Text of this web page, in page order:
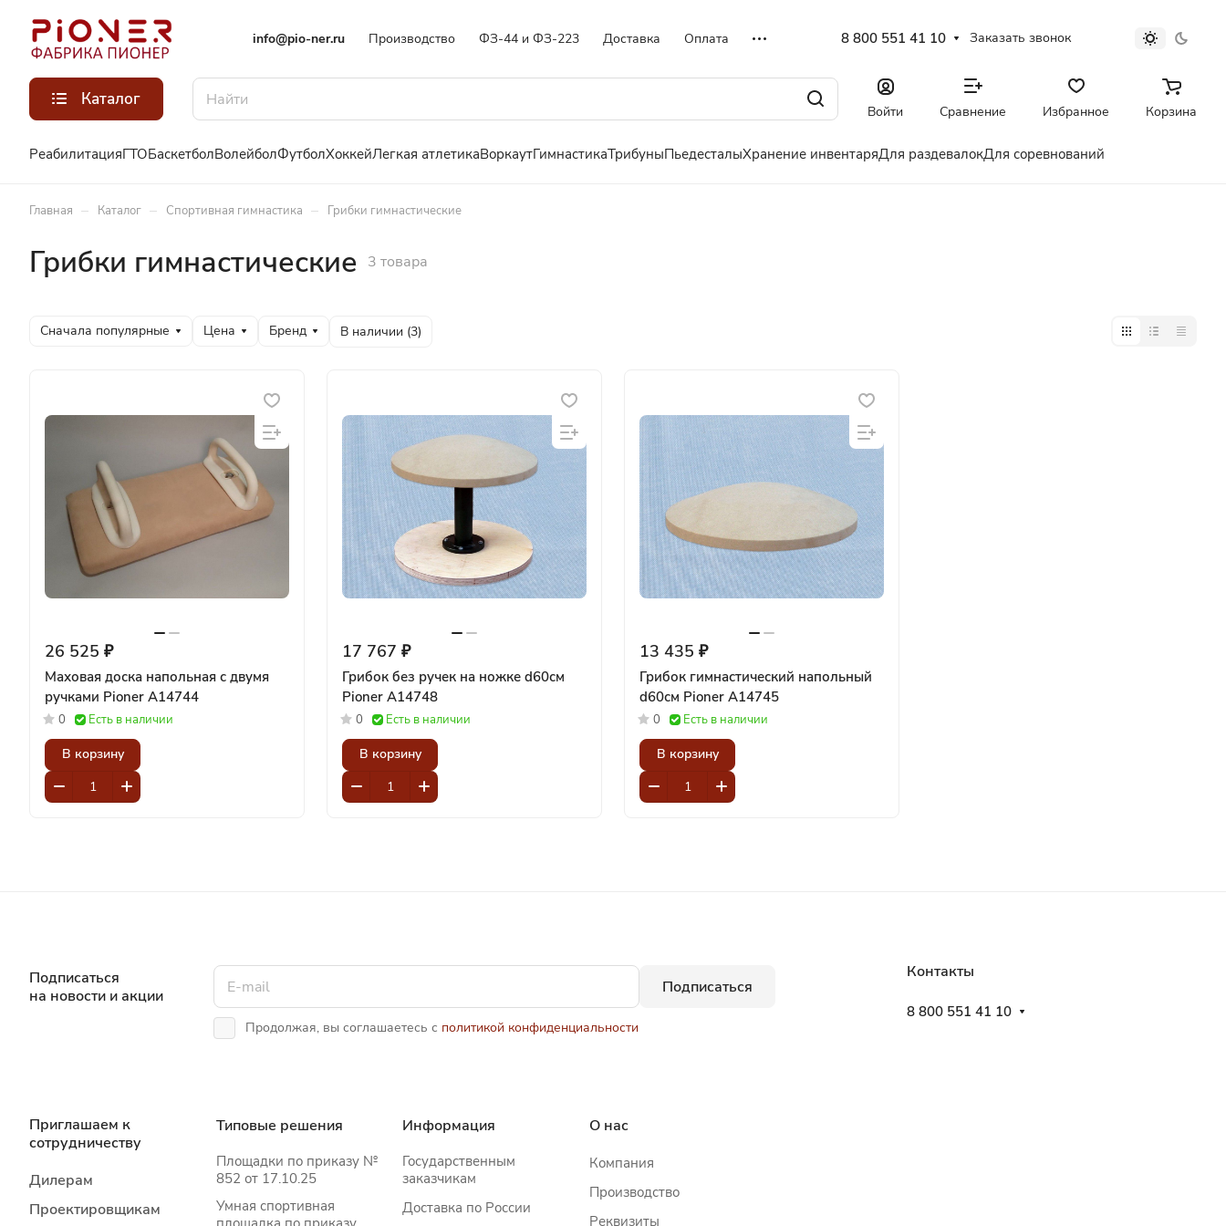
info@pio-ner.ru Производство ФЗ-44 и ФЗ-223 Доставка Оплата 8 800 551 41 10 Заказать звонок
Каталог
Войти Сравнение Избранное Корзина
РеабилитацияГТОБаскетболВолейболФутболХоккейЛегкая атлетикаВоркаутГимнастикаТрибуныПьедесталыХранение инвентаряДля раздевалокДля соревнований
Главная – Каталог – Спортивная гимнастика – Грибки гимнастические
Грибки гимнастические 3 товара
Сначала популярные Цена Бренд В наличии (3)
26 525 ₽
Маховая доска напольная с двумя
ручками Pioner A14744
0 Есть в наличии
В корзину
17 767 ₽
Грибок без ручек на ножке d60см
Pioner A14748
0 Есть в наличии
В корзину
13 435 ₽
Грибок гимнастический напольный
d60см Pioner A14745
0 Есть в наличии
В корзину
Подписаться
на новости и акции
Подписаться
Продолжая, вы соглашаетесь с политикой конфиденциальности
Приглашаем к
сотрудничеству
Дилерам
Проектировщикам
Типовые решения
Площадки по приказу №
852 от 17.10.25
Умная спортивная
Информация
Государственным
заказчикам
Доставка по России
О нас
Компания
Производство
Реквизиты
Контакты
8 800 551 41 10